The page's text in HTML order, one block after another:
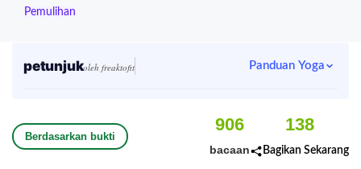
Pemulihan
petunjukoleh freaktofit Panduan Yoga
Berdasarkan bukti
906
bacaan
138
Bagikan Sekarang